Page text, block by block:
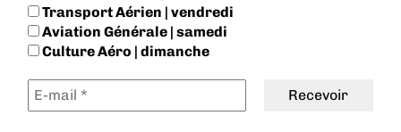
Transport Aérien | vendredi
Aviation Générale | samedi
Culture Aéro | dimanche